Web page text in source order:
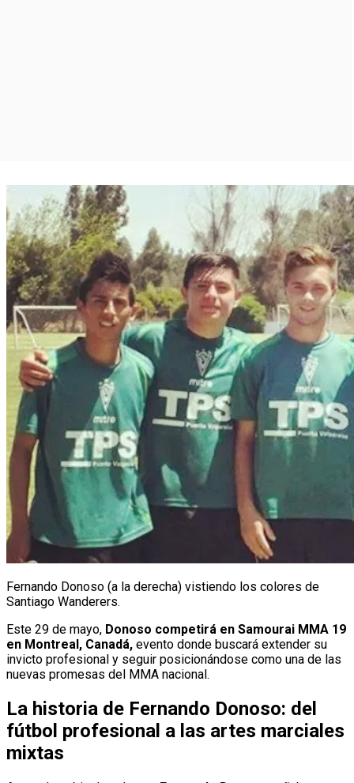
Fernando Donoso (a la derecha) vistiendo los colores de
Santiago Wanderers.
Este 29 de mayo, Donoso competirá en Samourai MMA 19
en Montreal, Canadá, evento donde buscará extender su
invicto profesional y seguir posicionándose como una de las
nuevas promesas del MMA nacional.
La historia de Fernando Donoso: del
fútbol profesional a las artes marciales
mixtas